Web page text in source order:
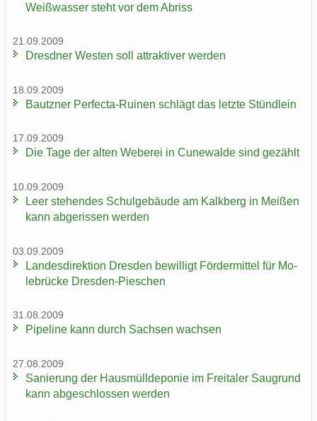
Weiß­was­ser steht vor dem Ab­riss
21.09.2009
Dresd­ner Wes­ten soll at­trak­ti­ver wer­den
18.09.2009
Bautz­ner Perfecta-​Ruinen schlägt das letz­te Stünd­lein
17.09.2009
Die Tage der alten We­be­rei in Cu­n­e­wal­de sind ge­zählt
10.09.2009
Leer ste­hen­des Schul­ge­bäu­de am Kalk­berg in Mei­ßen
kann ab­ge­ris­sen wer­den
03.09.2009
Lan­des­di­rek­ti­on Dres­den be­wil­ligt För­der­mit­tel für Mo­
le­brü­cke Dresden-​Pieschen
31.08.2009
Pipe­line kann durch Sach­sen wach­sen
27.08.2009
Sa­nie­rung der Haus­müll­de­po­nie im Frei­ta­ler Saugrund
kann ab­ge­schlos­sen wer­den